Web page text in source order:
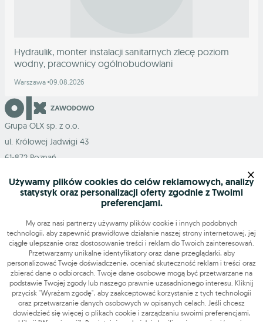
Hydraulik, monter instalacji sanitarnych zlecę poziom
wodny, pracownicy ogólnobudowlani
Warszawa 09.08.2026
Grupa OLX sp. z o.o.
ul. Królowej Jadwigi 43
61-872 Poznań
Szukasz pracy?
Znajdź nas
Używamy plików cookies do celów reklamowych, analizy
statystyk oraz personalizacji oferty zgodnie z Twoimi
preferencjami.
My oraz nasi partnerzy używamy plików cookie i innych podobnych
technologii, aby zapewnić prawidłowe działanie naszej strony internetowej, jej
ciągłe ulepszanie oraz dostosowanie treści i reklam do Twoich zainteresowań.
Przetwarzamy unikalne identyfikatory oraz dane przeglądarki, aby
personalizować Twoje doświadczenie, oceniać skuteczność reklam i treści oraz
zbierać dane o odbiorcach. Twoje dane osobowe mogą być przetwarzane na
podstawie Twojej zgody lub naszego prawnie uzasadnionego interesu. Kliknij
przycisk "Wyrażam zgodę", aby zaakceptować korzystanie z tych technologii
oraz przetwarzanie danych osobowych w opisanych celach. Jeśli chcesz
dowiedzieć się więcej o plikach cookie i zarządzaniu swoimi preferencjami,
×